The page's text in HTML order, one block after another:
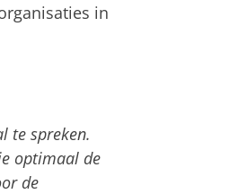
in
te spreken.
optimaal de
de